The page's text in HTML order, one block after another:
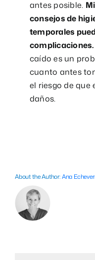
antes posible.
consejos de
temporales
complicaciones.
caído es un
cuanto antes
el riesgo de que
daños.
About the Author:Ana